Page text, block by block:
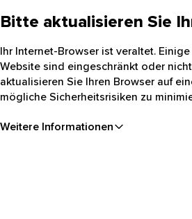
Bitte aktualisieren Sie
Ihr Internet-Browser ist veraltet.
Website sind eingeschränkt oder
aktualisieren Sie Ihren Browser auf
mögliche Sicherheitsrisiken zu
Weitere Informationen